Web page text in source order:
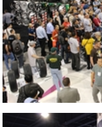
2013 SEMA SHOW